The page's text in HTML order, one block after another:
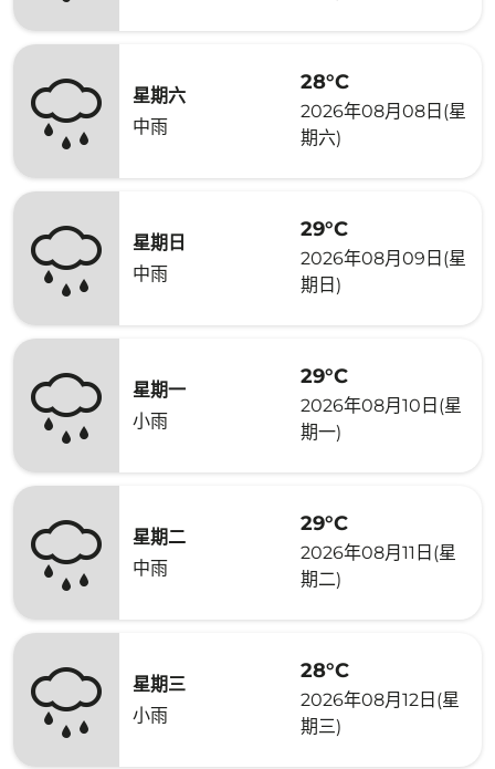
星期六
中雨
28°C
2026年08月08日(星
期六)
星期日
中雨
29°C
2026年08月09日(星
期日)
星期一
小雨
29°C
2026年08月10日(星
期一)
星期二
中雨
29°C
2026年08月11日(星
期二)
星期三
小雨
28°C
2026年08月12日(星
期三)